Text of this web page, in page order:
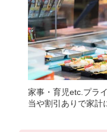
家事・育児etc.プラ
当や割引ありで家計